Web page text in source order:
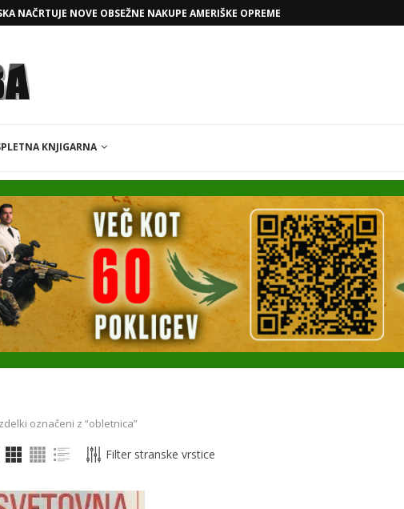
NAČRTUJE NOVE OBSEŽNE NAKUPE AMERIŠKE OPREME
KNJIGARNA
označeni z “obletnica”
Filter stranske vrstice